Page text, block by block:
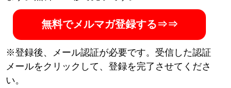
無料でメルマガ登録する⇒⇒
※登録後、メール認証が必要です。受信した認証
メールをクリックして、登録を完了させてくださ
い。